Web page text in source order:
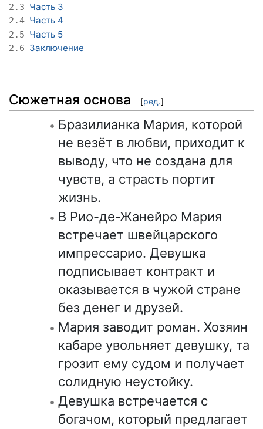
2.3 Часть 3
2.4 Часть 4
2.5 Часть 5
2.6 Заключение
Сюжетная основа [ред.]
Бразилианка Мария, которой
не везёт в любви, приходит к
выводу, что не создана для
чувств, а страсть портит
жизнь.
В Рио-де-Жанейро Мария
встречает швейцарского
импрессарио. Девушка
подписывает контракт и
оказывается в чужой стране
без денег и друзей.
Мария заводит роман. Хозяин
кабаре увольняет девушку, та
грозит ему судом и получает
солидную неустойку.
Девушка встречается с
богачом, который предлагает